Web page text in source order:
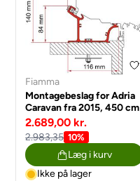
Fiamma
Montagebeslag for Adria
Caravan fra 2015, 450 cm
2.689,00 kr.
2.983,35 10%
Læg i kurv
Ikke på lager